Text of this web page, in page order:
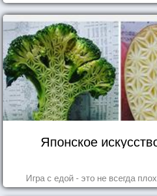
Японское
Игра с едой - это не всегда